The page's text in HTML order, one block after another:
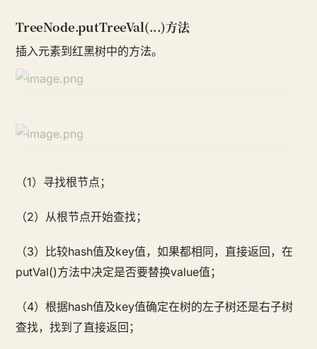
TreeNode.putTreeVal(...)方法
插入元素到红黑树中的方法。
（1）寻找根节点；
（2）从根节点开始查找；
（3）比较hash值及key值，如果都相同，直接返回，在
putVal()方法中决定是否要替换value值；
（4）根据hash值及key值确定在树的左子树还是右子树
查找，找到了直接返回；